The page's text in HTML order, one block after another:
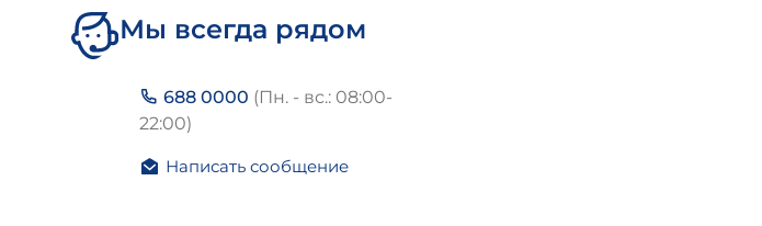
Мы всегда рядом
688 0000 (Пн. - вс.: 08:00-
22:00)
Написать сообщение